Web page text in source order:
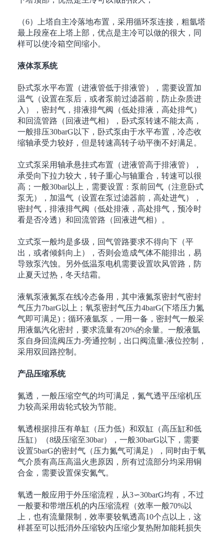
（6）上塔自主冷落地布置，采用循环泵连接，粗氩塔
最上段座在上塔上部，优点是主冷可以做的很大，同
样可以使冷箱空间缩小。
液体泵系统
卧式泵水平布置（进液管低于排液管），需要设置加
温气（设置在泵后，或者泵前过滤器前，防止杂质进
入），密封气，排液排气阀（低处排液，高处排气）
和回流管路（回液进气相），卧式泵转速不能太高，
一般排压30barG 以下，卧式泵由于水平布置，冷态收
缩轴承受力较好，但是转速高转子动平衡不好满足。
立式泵采用轴承悬挂式布置（进液管高于排液管），
承受向下拉力较大，转子重心与轴重合，转速可以很
高；一般30bar以上，需要设置：泵前回气（注意卧式
泵无），加温气（设置在泵过滤器前，高处进气），
密封气，排液排气阀（低处排液，高处排气，预冷时
看是否冷透）和回流管路（回液进气相）。
立式泵一般均是多级，回气管路要求不得向下（平
出，或者倾斜向上），否则会造成气体不能排出，易
导致泵汽蚀。另外低温泵电机需要设置吹风管路，防
止夏天过热，冬天结霜。
液氧泵液氮泵在线冷态备用，其中液氮泵密封气密封
气压力7barG 以上；氧泵密封气压力4barG(下塔压力氮
气即可满足) ；循环液氩泵，一用一备，密封气一般采
用液氩汽化密封，要求流量有20%的余量。一般液氩
泵自身回流阀压力-旁通控制，出口阀流量-液位控制，
采用双回路控制。
产品压缩系统
氮透，一般压缩空气的均可满足，氮气透平压缩机压
力较高采用齿轮式较为节能。
氧透根据排压有单缸（压力低）和双缸（高压缸和低
压缸）（8级压缩至30bar），一般30barG 以下，需要
设置5barG的密封气（压力氮气可满足），同时由于氧
气介质有高压高温火患原因，所有过流部分均采用铜
合金，需要设置保安氮气。
氧透一般应用于外压缩流程，从3∽30barG均有，不过
一般要和带增压机的内压缩流程（效率一般70%以
上，也有流量限制，效率要较氧透高10个点以上，这
样甚至可以抵消外压缩较内压缩少复热附加能耗损失